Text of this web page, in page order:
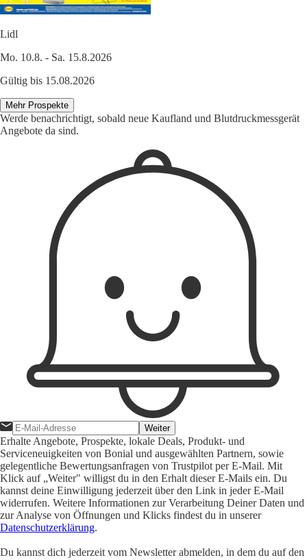
Lidl
Mo. 10.8. - Sa. 15.8.2026
Gültig bis 15.08.2026
Mehr Prospekte
Werde benachrichtigt, sobald neue Kaufland und Blutdruckmessgerät
Angebote da sind.
Weiter
Erhalte Angebote, Prospekte, lokale Deals, Produkt- und
Serviceneuigkeiten von Bonial und ausgewählten Partnern, sowie
gelegentliche Bewertungsanfragen von Trustpilot per E-Mail. Mit
Klick auf „Weiter" willigst du in den Erhalt dieser E-Mails ein. Du
kannst deine Einwilligung jederzeit über den Link in jeder E-Mail
widerrufen. Weitere Informationen zur Verarbeitung Deiner Daten und
zur Analyse von Öffnungen und Klicks findest du in unserer
Datenschutzerklärung.
Du kannst dich jederzeit vom Newsletter abmelden, in dem du auf den